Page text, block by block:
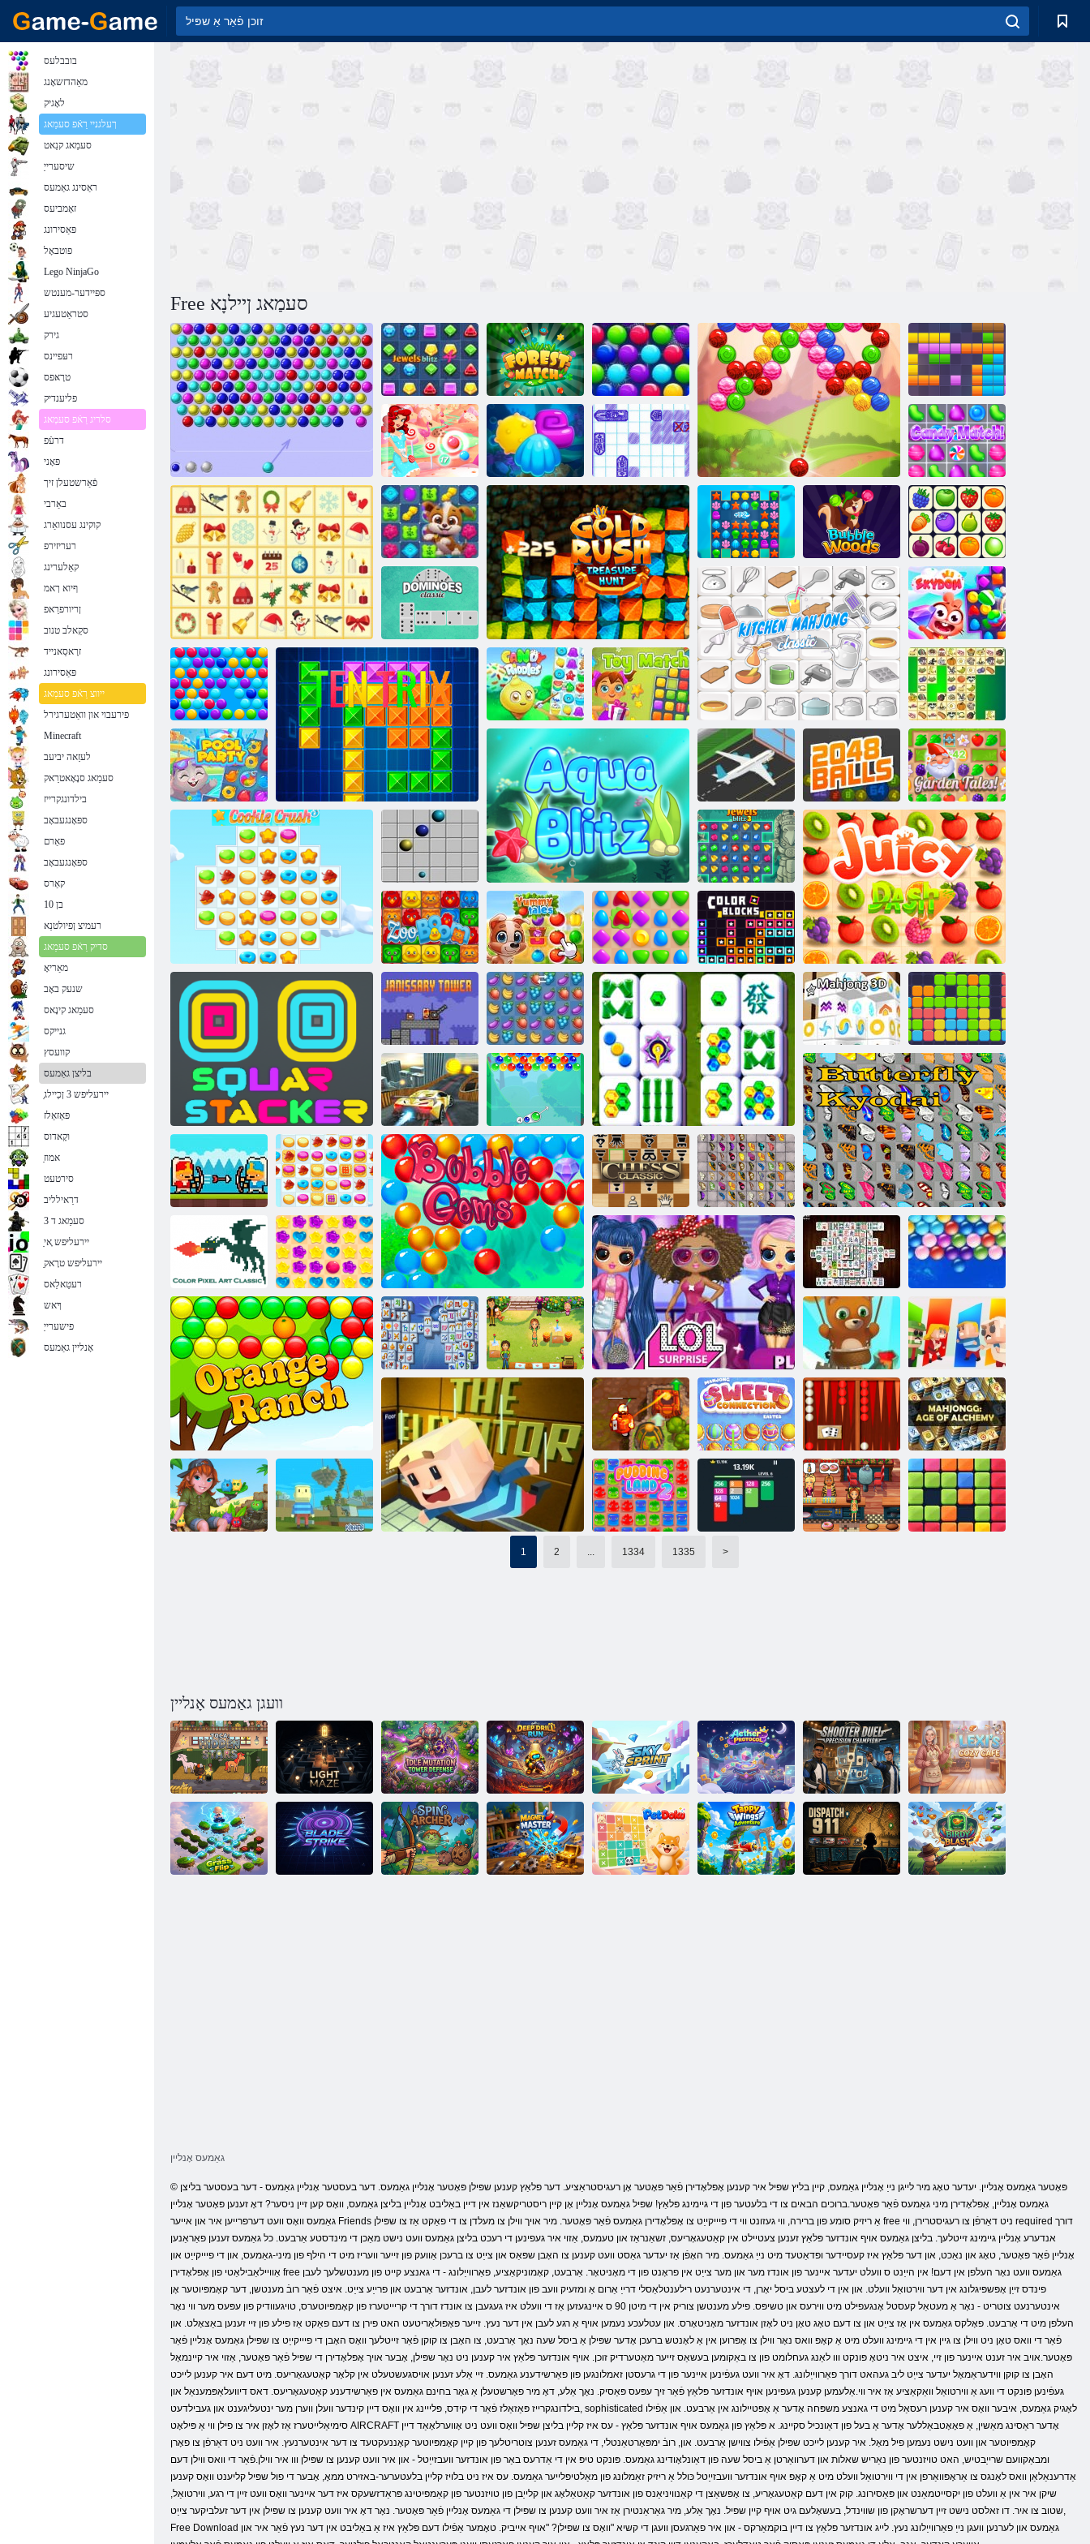
Free סעמַאג ןיילנָא
5 למטה רעטוש זָאלב
4 ץילב זלושזד שטַאמ דלַאוו
ןַאשידַא סַאמסק
סעלבבוב
ךעיומ-לַאב
טסייג זָאלב
סקַאלב 11 סק 11
זָאלב גרַאווסיז 2 ץילבַאווקַא
גנָאשזדהַאמ סַאמ סיסירק
ּפישעלטטַאב םי !שטַאמ גרַאווסיז
ירָאטס שינעטער
טנוה
ףַא נייג רצוא שימַאק דלָאג
2 ץילב ַאווקַא סדָאָאוו זָאלב
Onet שיסַאלק
טקעננָאק
גנָאשזדהַאמ ךיק
קיסַאלק
סעָאנימָאד
םָאדיקס
סעלבבוב
יטרַאמס
סקירטנעט
3 שטַאמ יירפ
:זלַאדיר גרַאווסיז
!ןכַיילג עקצַאצ קריס מאַהדזשאָנג
ץילב ַאווקַא
ייטראפ ןקעב שַאר טרָאּפרע סללַאב 2048
3 ןטערטעצ לכיק
סעלַאט ןַאדרַאג
שורה 98
3 ץילב
סלעוועשזד
ךָאל יסושזד
םוב ןטרָאג
רעשיגָאלָאָאז
תוישעמ ימַאי ַאנערַא ןכַיילג
רעקַאטס טַארדַאווק
סקַאלב רילָאק
רעוַאט
ירַאסינַאשזד
פרויטאַ צעטרעטן
ירָאטס גנָאשזדהַאמ
ד 3 גנָאשזדהַאמ ףלע ףלע
ץנַאטס ייווצ
גנָאשזדהַאמ יַאדָאיק לרעטַאלפ
זמרַאשט זָאלב
זלַאטַאב
ירַאססינַאשזד
2 טפַאשגנע לכיק
סעמעג זָאלב
שיסַאלק ךָאש
דה יַאדָאיק
לרעטַאלפ
קיסַאלק טסנוק
לעסקיּפ רילָאק
סלַאיננעללימ ןשַאררעבי לָאל
5 ןגער גרַאווסיז
עסקולעד
גנָאשזדהַאמ
סעלבבוב ףָאס
גנָאשזדהַאמ
םייה סיז םייה ס
ילימע קַאמשעג
ףָאס רעטָאָאש
זָאלב
ַארַאווָאק
2 רצוא ןטלאשעג
רעטסי סיז
גנָאשזדהַאמ
קיסַאלק
ןָאממַאגקקַאב
ימעשטלַא
גנָאשזדהַאמ
1 2 ... 1334 1335 >
וועגן גאַמעס אָנליין
ןרעטש ןגרָאברַאפ
:ַאקָאט
זיימ טכיל
סנעפיד רעוַאט
ןַאשייטוימ קידייל
ןפיול רעיוב ףיט טנירּפס למיה
לָאקָאטָארּפ
רעהטעַא
ןָאיּפמַאשט
ןָאיסיסערּפ :לעוד
רעטָאָאש
Lexi Cozy Cafe
גאַמעס אָנליין
© פּאָטער גאַמעס אָנליין. יעדער טאָג מיר לייגן נייַ אָנליין גאַמעס, קיין בליץ שפּיל איר קענען אָפּלאָדירן פֿאַר פּאָטער אָן רעגיסטראַציע. דער פּלאַץ קענען שפּילן פּאָטער אָנליין גאַמעס. דער בעסטער אָנליין גאַמעס - דער בעסטער בליצן
גאַמעס אָנליין, אָפּלאָדירן מיני גאַמעס פֿאַר פּאָטער.ברוכים הבאים צו די בלעטער פון די גיימינג פּלאַץ! שפּיל גאַמעס אָנליין אָן קיין ריסטריקשאַנז אין דיין באַליבט אָנליין בליצן גאַמעס, וואָס קען זיין ניסער? דאָ זענען פּאָטער אָנליין
גאַמעס וואָס וועט דערפרייען איר און אייער Friends אַ ריזיק סומע פון ​​ברירה, ווי געזונט ווי די פיייקייַט צו אָפּלאָדירן גאַמעס פֿאַר פּאָטער. מיר אויך ווילן צו מעלדן צו די פאַקט אַז צו שפּילן free ניט דאַרפֿן צו רעגיסטרירן, ווי required דורך
אנדערע אָנליין גיימינג זייטלעך. בליצן גאַמעס אויף אונדזער פּלאַץ זענען צעטיילט אין קאַטעגאָריעס, זשאַנראַז און טעמעס, אַזוי איר געפינען די רעכט בליצן גאַמעס וועט נישט מאַכן די מינדסטע אַרבעט. כל גאַמעס זענען פאַראַנען
אָנליין פֿאַר פּאָטער, טאָג און נאַכט, און דער פּלאַץ איז קעסיידער ופּדאַטעד מיט נייַ גאַמעס. מיר האָפֿן אַז יעדער גאַסט וועט קענען צו האָבן שפּאַס און צייַט צו ברעכן אַוועק פון זייער וועריז מיט די הילף פון מיני-גאַמעס, און די פיייקייַט און
אַוויילאַבילאַטי פון אָפּלאָדירן free גאַמעס וועט נאָר העלפן אין דעם! אין הייַנט ס וועלט יעדער איינער פון אונדז מער און מער צייַט אין פראָנט פון די מאָניטאָר. אַרבעט, קאָמוניקאַציע, פאַרווייַלונג - די גאנצע קייט פון מענטשלעך לעבן
פינדס זייַן אָפּשפּיגלונג אין דער ווירטואַל וועלט. און אין די לעצטע ביסל יאָרן, די אינטערנעט רילענטלאַסלי דרייַ אַרום אַ ומזעיק וועב פון אונדזער לעבן, אונדזער אַרבעט און פרייַע צייַט. איצט פֿאַר רובֿ מענטשן, דער קאָמפּיוטער אָן
אינטערנעט צוטריט - נאָר אַ מעטאַל קעסטל אָנגעפילט מיט ווירעס און טשיפּס. פילע מענטשן צוריק אין די מיטן 90 ס איינגעזען אַז די וועלט איז געגעבן צו אונדז דורך די קריייטערז פון קאָמפּיוטערס, טויגעוודיק פון עפּעס מער ווי נאָר
העלפן מיט די אַרבעט. פאָלקס גאַמעס אין אַז צייַט און צו דעם טאָג טאָן ניט לאָזן אונדזער מאָניטאָרס. און עטלעכע נעמען אויף אַ רגע לעבן אין דער נעץ. זייער פּאָפּולאַריטעט האט פירן צו דעם פאַקט אַז פילע פון ​​זיי זענען באַצאָלט. און
פֿאַר די וואס טאָן ניט ווילן צו גיין אין די גיימינג וועלט מיט אַ קאָפּ וואס נאָר ווילן צו אָפּרוען אין אַ לאָנטש ברעכן אָדער שפּילן אַ ביסל שעה נאָך אַרבעט, צו האָבן צו קוקן פֿאַר זייטלעך וואָס האָבן די פיייקייַט צו שפּילן גאַמעס אָנליין פֿאַר
פּאָטער.אויב איר זענט איינער פון זיי, איצט איר ניטאָ פּונקט ווו לאַנג געחלומט פון צו באַקומען בעשאַס זייער מאַטערדיק זוכן. אויף אונדזער פּלאַץ איר קענען ניט נאָר שפּילן, אָבער אויך אָפּלאָדירן די שפּיל פֿאַר פּאָטער, אַזוי איר קיינמאָל
האָבן צו קוקן ווידעראַמאָל יעדער צייַט ליב געהאט דורך פאַרווייַלונג. דאָ איר וועט געפֿינען איינער פון די גרעסטן זאמלונגען פון פאַרשידענע גאַמעס. זיי אַלע זענען אויסגעשטעלט אין קלאָר קאַטעגאָריעס. מיט דעם איר קענען לייכט
געפֿינען פּונקט די וועג אַ ווירטואַל וואַקאַציע אַז איר ווי.אַלעמען קענען געפינען אויף אונדזער פּלאַץ פֿאַר זיך עפּעס פּאַסיק. נאָך אַלע, דאָ מיר פאָרשטעלן אַ גאָר בחינם גאַמעס אין פאַרשידענע קאַטעגאָריעס. דאס דיוועלאַפּמענאַל און
בילדונגקרייז פּאַזאַלז פֿאַר די קידס, פּלייינג אין וואָס דיין קינדער וועלן ווערן מער ינטעליגענט און געבילדעט, sophisticated לאָגיק גאַמעס, איבער וואָס איר קענען רעסאַל מיט די גאנצע משפּחה אָדער אַ אָפּטיילונג אין אַרבעט. און אַפֿילו
סימיאַלייטערז אַז לאָזן איר צו פילן ווי אַ פּילאָט AIRCRAFT אָדער ראַסינג מאַשין, אַ פאָאָטבאַללער אָדער אַ בעל פון דאַונכיל סקיינג. א פּלאַץ פון גאַמעס אויף אונדזער פּלאַץ - עס איז קליין בליצן שפּיל וואָס וועט ניט אָווערלאָאַד דיין
קאָמפּיוטער און וועט נישט נעמען פיל מאָל. איר קענען לייכט שפּילן אַפֿילו צווישן אַרבעט. און, רובֿ ימפּאָרטאַנטלי, די גאַמעס זענען צוטריטלעך פון קיין קאָמפּיוטער קאָננעקטעד צו דער אינטערנעץ. איר וועט ניט דאַרפֿן צו פאָרן
ומבאַקוועם שרייַבטיש, האט טויזנטער פון נאַריש שאלות און דערוואַרטן אַ ביסל שעה פון דאַונלאָודינג גאַמעס. פּונקט טיפּ אין די אַדרעס באַר פון אונדזער וועבזייַטל - און איר וועט קענען צו שפּילן ווו איר ווילן.פֿאַר די וואס ווילן דעם
אַדרענאַלאַן וואס לאָנגס צו אַראָפּוואַרפן אין די ווירטואַל וועלט מיט אַ קאָפּ אויף אונדזער וועבזייַטל כּולל אַ ריזיק זאַמלונג פון מאַלטיפּלייער גאַמעס. עס איז ניט בלויז קליין בלעטערער-באזירט ממאָ, אָבער די פול שפּיל קליענט וואָס קענען
שיקן איר אין אַ וועלט פון יקסייטמאַנט און פּאַסירונג. קוק אין דעם קאַטעגאָריע, צו אָפּשאַצן די קאַנוויניאַנס פון אונדזער קאַטאַלאָג און קלייַבן פון טויזנטער פון קאַמפּיטינג פּראַדזשעקס איז דער איינער וואָס וועט זיין די רגע, ווירטואַל,
שטוב צו איר. דו זאלסט נישט זיין דערשראָקן פון שווינדל, בעשאָלעם גיט אויף קיין שפּיל. נאָך אַלע, מיר גאַראַנטירן אַז איר וועט קענען צו שפּילן די גאַמעס אָנליין פֿאַר פּאָטער. נאָר דאָ איר וועט קענען צו שפּילן אין דער זעלביקער צייַט,
Free Download גאַמעס און לערנען וועגן נייַ פאַרווייַלונג נעץ. לייג אונדזער פּלאַץ צו דיין בוקמאַרקס - און איר פאַרגעסן וועגן די קשיא "וואָס צו שפּילן? "אויף אייביק. טאָמער אַפֿילו דעם פּלאַץ איז אַ באַליבט אין דער נעץ פֿאַר איר און
בובבלעס
מאַהדזשאָנג
לאָגיק
ךעלגניי רַאֿפ סעמַאג
סעמַאג קנַאט
שיסערייַ
ראַסינג גאַמעס
זאָמביעס
פּאַסירונג
פוטבאָל
Lego NinjaGo
ספּיידער-מענטש
סטראַטעגיע
גירק
רעּפיינס
טרָאּפס
פליענדיק
סלריג רַאֿפ סעמַאג
דרעֿפ
פּאָני
פֿאַרשטעלן זיך
באַרבי
קוקינג עסנוואַרג
רעריזירפ
קאַלערינג
ףיוא ךאמ
ןריורפרַאפ
סקַאלב טנוב
זרָאסַאנייד
פּאַסירונג
ייווצ רַאֿפ סעמַאג
פירעבוי און וואַטערגירל
Minecraft
לעזַאה יביעב
סעמַאג סנָאָאטרַאק
בילדונגקרייז
ספּאָנגעבאָב
פאַרם
ספּאָנגעבאָב
קאַרס
בן 10
רעמיצ ןפיולטנַא
סדיק רַאֿפ סעמַאג
מאַריאָ
שנעק באָב
סעמַאג קינָאס
גנייקס
קוועסץ
בליצן גאַמעס
ַיירעליּפש 3 ןכַיילג
פּאַזאַלז
וקָאדוס
ַאמוז
סירטעט
דרַאילליב
סעמַאג ד 3
ַיירעליּפש ָאי
ַיירעליּפש טרָאק
רעטַאלַאס
ךָאש
פישערייַ
אָנליין גאַמעס